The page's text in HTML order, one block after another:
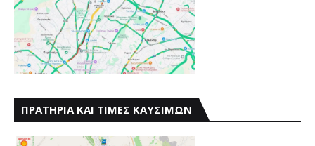
ΠΡΑΤΗΡΙΑ ΚΑΙ ΤΙΜΕΣ ΚΑΥΣΙΜΩΝ